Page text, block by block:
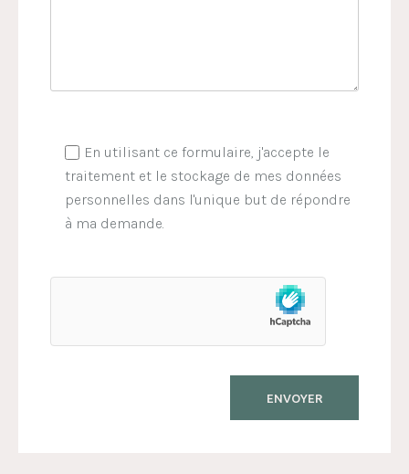
En utilisant ce formulaire, j'accepte le
traitement et le stockage de mes données
personnelles dans l'unique but de répondre
à ma demande.